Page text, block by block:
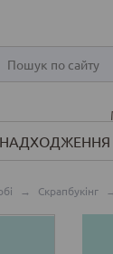
НАДХОДЖЕННЯ
→ Скрапбукінг →